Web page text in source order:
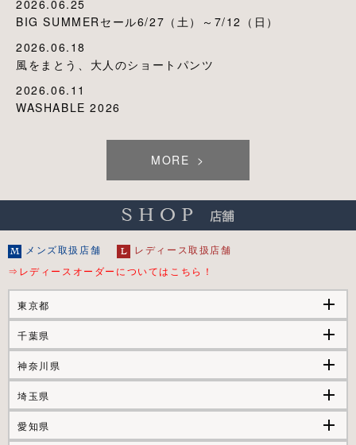
2026.06.25
BIG SUMMERセール6/27（土）～7/12（日）
2026.06.18
風をまとう、大人のショートパンツ
2026.06.11
WASHABLE 2026
MORE
メンズ取扱店舗
レディース取扱店舗
⇒レディースオーダーについてはこちら！
東京都 add
千葉県 add
神奈川県 add
埼玉県 add
愛知県 add